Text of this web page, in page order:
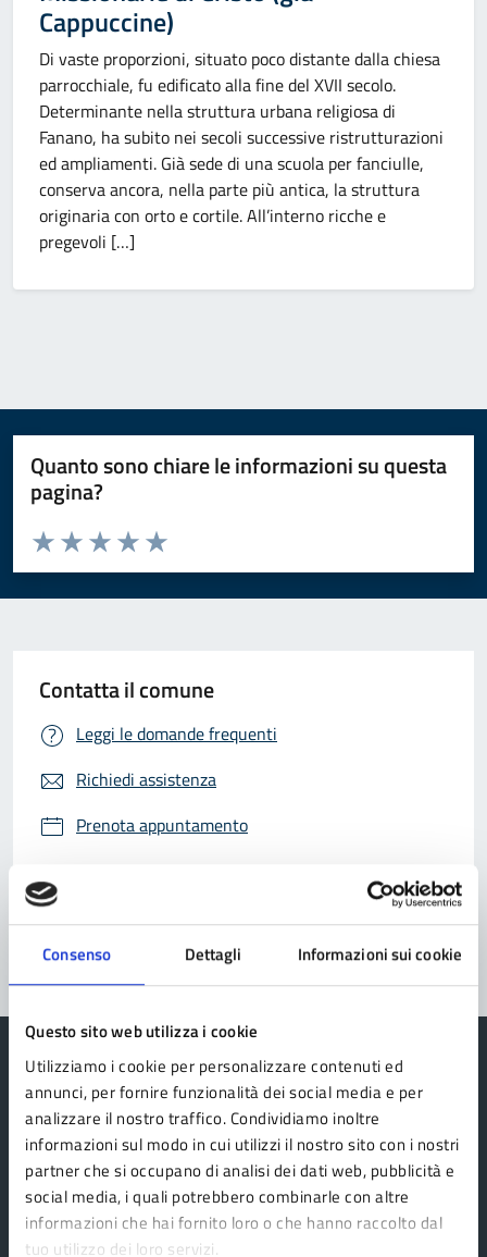
Consenso Dettagli Informazioni sui cookie
Questo sito web utilizza i cookie
Utilizziamo i cookie per personalizzare contenuti ed
annunci, per fornire funzionalità dei social media e per
analizzare il nostro traffico. Condividiamo inoltre
informazioni sul modo in cui utilizzi il nostro sito con i nostri
partner che si occupano di analisi dei dati web, pubblicità e
social media, i quali potrebbero combinarle con altre
informazioni che hai fornito loro o che hanno raccolto dal
tuo utilizzo dei loro servizi.
Cappuccine)
Di vaste proporzioni, situato poco distante dalla chiesa
parrocchiale, fu edificato alla fine del XVII secolo.
Determinante nella struttura urbana religiosa di
Fanano, ha subito nei secoli successive ristrutturazioni
ed ampliamenti. Già sede di una scuola per fanciulle,
conserva ancora, nella parte più antica, la struttura
originaria con orto e cortile. All’interno ricche e
pregevoli […]
Quanto sono chiare le informazioni su questa
pagina?
Valuta da 1 a 5 stelle la pagina
Valuta 5 stelle su 5
Valuta 4 stelle su 5
Valuta 3 stelle su 5
Valuta 2 stelle su 5
Valuta 1 stelle su 5
Contatta il comune
Leggi le domande frequenti
Richiedi assistenza
Prenota appuntamento
Problemi in città
Segnala disservizio
Comune di Fanano
AMMINISTRAZIONE
Organi di governo